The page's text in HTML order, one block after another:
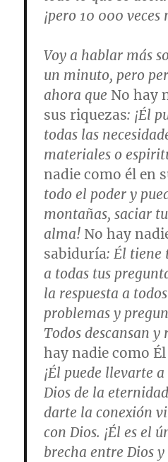
¡pero 10 000 veces
Voy a hablar más
un minuto, pero
ahora que No hay
sus riquezas: ¡Él
todas las
materiales o
nadie como él en
todo el poder y
montañas, saciar
alma! No hay
sabiduría: Él tiene
a todas tus
la respuesta a
problemas y
Todos descansan y
hay nadie como
¡Él puede llevarte
Dios de la
darte la conexión
con Dios. ¡Él es el
brecha entre Dios